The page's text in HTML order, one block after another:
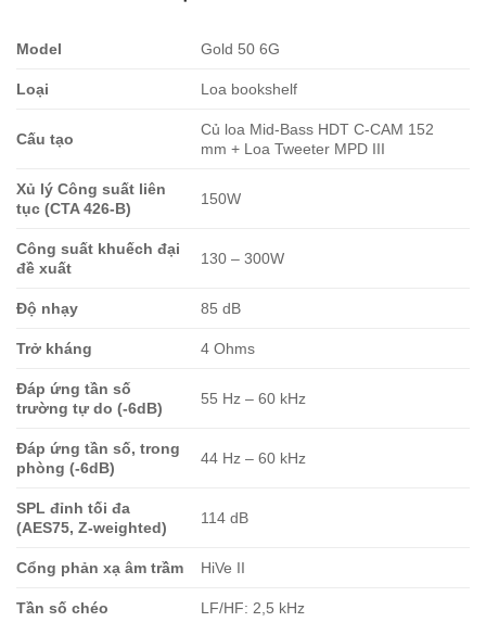
Model Gold 50 6G
Loại Loa bookshelf
Cấu tạo
Củ loa Mid-Bass HDT C-CAM 152
mm + Loa Tweeter MPD III
Xủ lý Công suất liên
tục (CTA 426-B)
150W
Công suất khuếch đại
đề xuất
130 – 300W
Độ nhạy 85 dB
Trở kháng 4 Ohms
Đáp ứng tần số
trường tự do (-6dB)
55 Hz – 60 kHz
Đáp ứng tần số, trong
phòng (-6dB)
44 Hz – 60 kHz
SPL đỉnh tối đa
(AES75, Z-weighted)
114 dB
Cổng phản xạ âm trầm HiVe II
Tần số chéo LF/HF: 2,5 kHz